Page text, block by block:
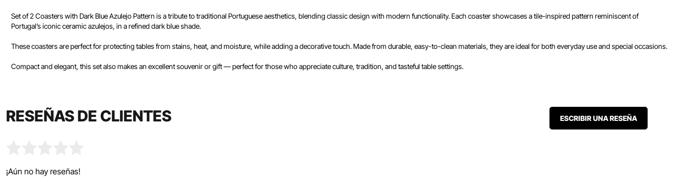
Set of 2 Coasters with Dark Blue Azulejo Pattern is a tribute to traditional Portuguese aesthetics, blending classic design with modern functionality. Each coaster showcases a tile-inspired pattern reminiscent of
Portugal’s iconic ceramic azulejos, in a refined dark blue shade.
These coasters are perfect for protecting tables from stains, heat, and moisture, while adding a decorative touch. Made from durable, easy-to-clean materials, they are ideal for both everyday use and special occasions.
Compact and elegant, this set also makes an excellent souvenir or gift — perfect for those who appreciate culture, tradition, and tasteful table settings.
RESEÑAS DE CLIENTES
¡Aún no hay reseñas!
ESCRIBIR UNA RESEÑA